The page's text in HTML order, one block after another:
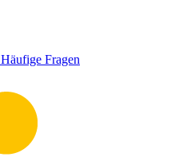
Häufige Fragen